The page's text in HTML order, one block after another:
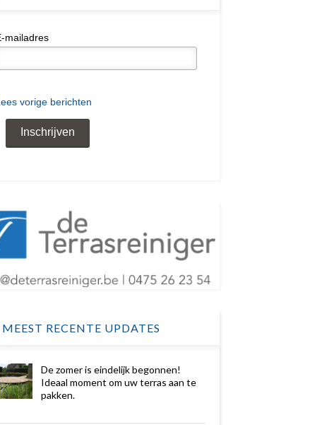
mailadres
vorige berichten
MEEST RECENTE UPDATES
De zomer is eindelijk begonnen!
Ideaal moment om uw terras aan te
pakken.